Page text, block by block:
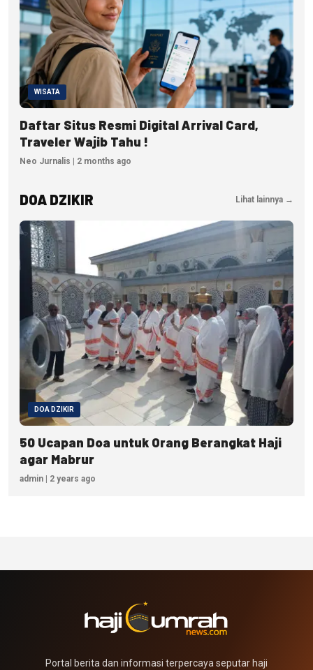
WISATA
Daftar Situs Resmi Digital Arrival Card,
Traveler Wajib Tahu !
Neo Jurnalis | 2 months ago
DOA DZIKIR Lihat lainnya →
DOA DZIKIR
50 Ucapan Doa untuk Orang Berangkat Haji
agar Mabrur
admin | 2 years ago
Portal berita dan informasi terpercaya seputar haji